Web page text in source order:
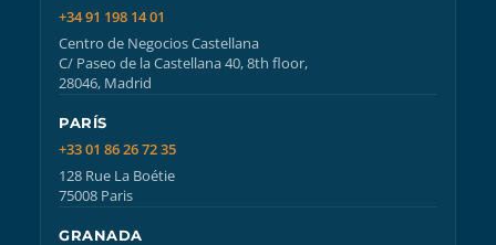
+34 91 198 14 01
Centro de Negocios Castellana
C/ Paseo de la Castellana 40, 8th floor,
28046, Madrid
PARÍS
+33 01 86 26 72 35
128 Rue La Boétie
75008 Paris
GRANADA